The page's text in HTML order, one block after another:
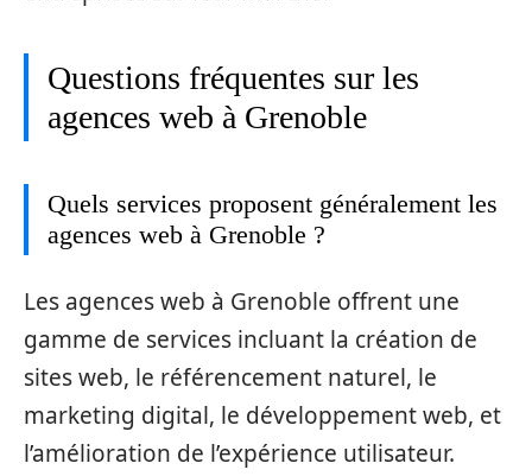
Questions fréquentes sur les
agences web à Grenoble
Quels services proposent généralement les
agences web à Grenoble ?
Les agences web à Grenoble offrent une
gamme de services incluant la création de
sites web, le référencement naturel, le
marketing digital, le développement web, et
l’amélioration de l’expérience utilisateur.